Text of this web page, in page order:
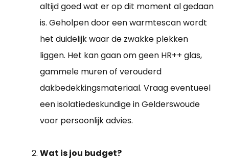
altijd goed wat er op dit moment al gedaan
is. Geholpen door een warmtescan wordt
het duidelijk waar de zwakke plekken
liggen. Het kan gaan om geen HR++ glas,
gammele muren of verouderd
dakbedekkingsmateriaal. Vraag eventueel
een isolatiedeskundige in Gelderswoude
voor persoonlijk advies.
Wat is jou budget?